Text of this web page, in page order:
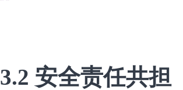
3.2 安全责任共担